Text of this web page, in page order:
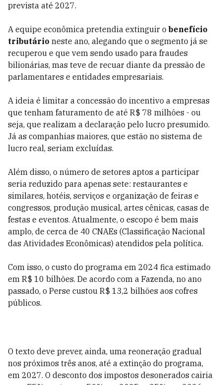
prevista até 2027.
A equipe econômica pretendia extinguir o benefício
tributário neste ano, alegando que o segmento já se
recuperou e que vem sendo usado para fraudes
bilionárias, mas teve de recuar diante da pressão de
parlamentares e entidades empresariais.
A ideia é limitar a concessão do incentivo a empresas
que tenham faturamento de até R$ 78 milhões - ou
seja, que realizam a declaração pelo lucro presumido.
Já as companhias maiores, que estão no sistema de
lucro real, seriam excluídas.
Além disso, o número de setores aptos a participar
seria reduzido para apenas sete: restaurantes e
similares, hotéis, serviços e organização de feiras e
congressos, produção musical, artes cênicas, casas de
festas e eventos. Atualmente, o escopo é bem mais
amplo, de cerca de 40 CNAEs (Classificação Nacional
das Atividades Econômicas) atendidos pela política.
Com isso, o custo do programa em 2024 fica estimado
em R$ 10 bilhões. De acordo com a Fazenda, no ano
passado, o Perse custou R$ 13,2 bilhões aos cofres
públicos.
O texto deve prever, ainda, uma reoneração gradual
nos próximos três anos, até a extinção do programa,
em 2027. O desconto dos impostos desonerados cairia